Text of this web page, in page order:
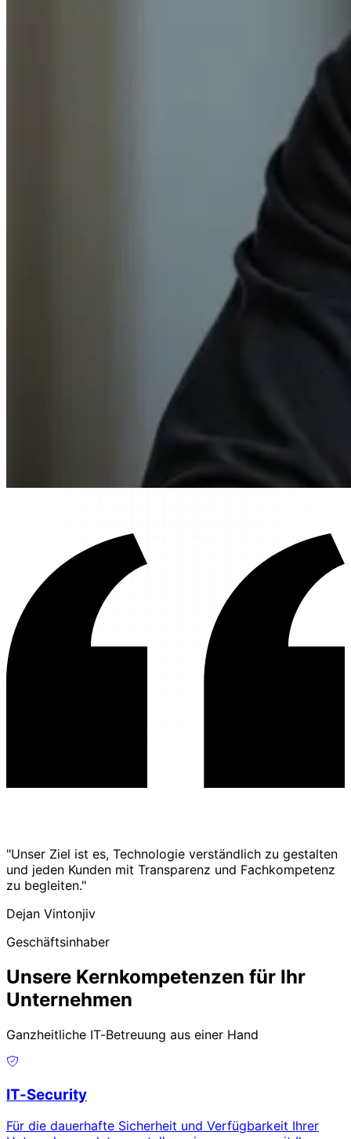
"Unser Ziel ist es, Technologie verständlich zu gestalten
und jeden Kunden mit Transparenz und Fachkompetenz
zu begleiten."
Dejan Vintonjiv
Geschäftsinhaber
Unsere Kernkompetenzen für Ihr
Unternehmen
Ganzheitliche IT-Betreuung aus einer Hand
IT-Security
Für die dauerhafte Sicherheit und Verfügbarkeit Ihrer